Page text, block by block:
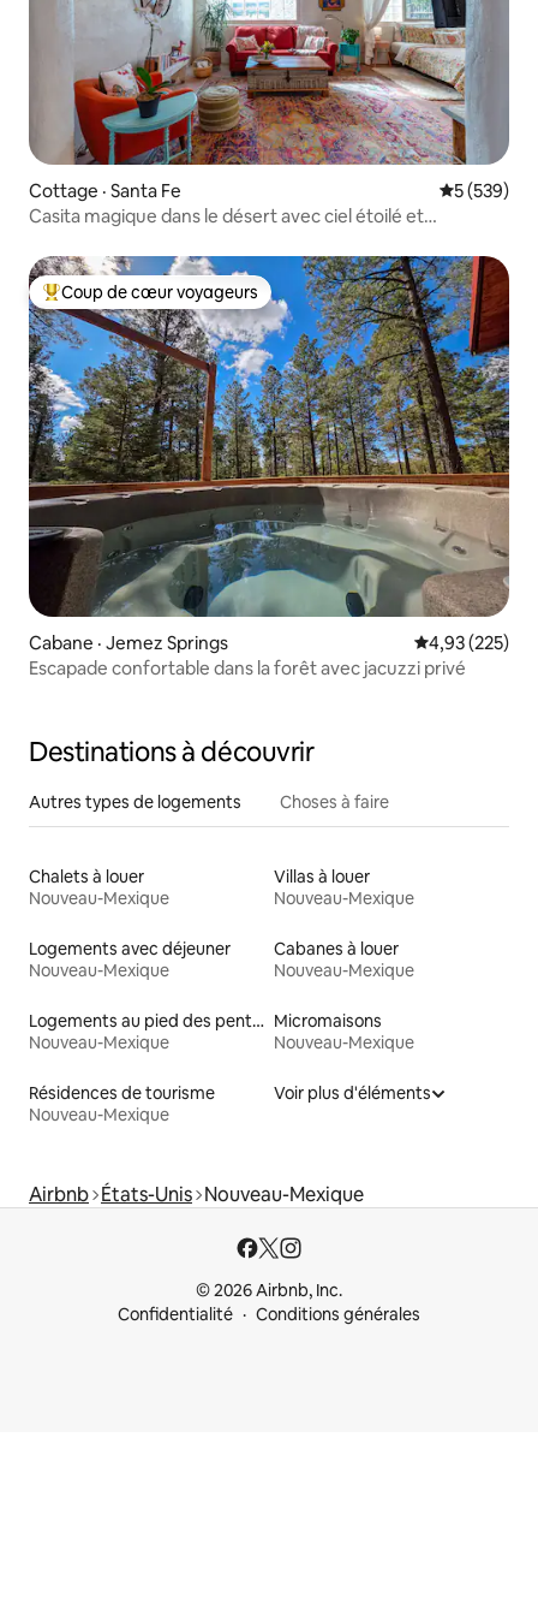
Cottage · Santa Fe Note
5 (539)
Casita magique dans le désert avec ciel étoilé et
Coup de cœur voyageurs parmi les plus aimés
Coup de cœur voyageurs
Cabane · Jemez Springs Note
4,93 (225)
Escapade confortable dans la forêt avec jacuzzi privé
Destinations à découvrir
Autres types de logements Choses à faire
Chalets à louer
Nouveau-Mexique
Villas à louer
Nouveau-Mexique
Logements avec déjeuner
Nouveau-Mexique
Cabanes à louer
Nouveau-Mexique
Logements au pied des pentes à louer
Nouveau-Mexique
Micromaisons
Nouveau-Mexique
Résidences de tourisme
Nouveau-Mexique
Voir plus d'éléments
Airbnb États-Unis Nouveau-Mexique
© 2026 Airbnb, Inc.
Confidentialité
Conditions générales